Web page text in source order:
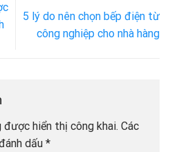
5 lý do nên chọn bếp điện từ
công nghiệp cho nhà hàng
được hiển thị công khai. Các
dấu *